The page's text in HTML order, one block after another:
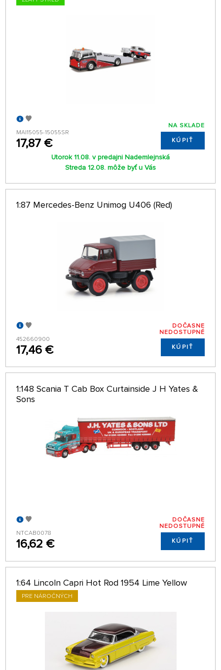
MAI15055-15055SR
17,87 €
NA SKLADE
KÚPIŤ
Utorok 11.08. v predajni Nademlejnská
Streda 12.08. môže byť u Vás
1:87 Mercedes-Benz Unimog U406 (Red)
452660900
17,46 €
DOČASNE
NEDOSTUPNÉ
KÚPIŤ
1:148 Scania T Cab Box Curtainside J H Yates &
Sons
NTCAB0078
16,62 €
DOČASNE
NEDOSTUPNÉ
KÚPIŤ
1:64 Lincoln Capri Hot Rod 1954 Lime Yellow
PRE NÁROČNÝCH